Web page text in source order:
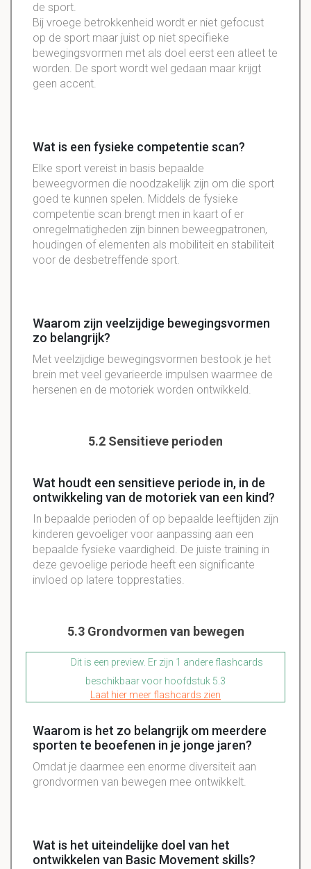
de sport.
Bij vroege betrokkenheid wordt er niet gefocust
op de sport maar juist op niet specifieke
bewegingsvormen met als doel eerst een atleet te
worden. De sport wordt wel gedaan maar krijgt
geen accent.
Wat is een fysieke competentie scan?
Elke sport vereist in basis bepaalde
beweegvormen die noodzakelijk zijn om die sport
goed te kunnen spelen. Middels de fysieke
competentie scan brengt men in kaart of er
onregelmatigheden zijn binnen beweegpatronen,
houdingen of elementen als mobiliteit en stabiliteit
voor de desbetreffende sport.
Waarom zijn veelzijdige bewegingsvormen
zo belangrijk?
Met veelzijdige bewegingsvormen bestook je het
brein met veel gevarieerde impulsen waarmee de
hersenen en de motoriek worden ontwikkeld.
5.2 Sensitieve perioden
Wat houdt een sensitieve periode in, in de
ontwikkeling van de motoriek van een kind?
In bepaalde perioden of op bepaalde leeftijden zijn
kinderen gevoeliger voor aanpassing aan een
bepaalde fysieke vaardigheid. De juiste training in
deze gevoelige periode heeft een significante
invloed op latere topprestaties.
5.3 Grondvormen van bewegen
Dit is een preview. Er zijn 1 andere flashcards
beschikbaar voor hoofdstuk 5.3
Laat hier meer flashcards zien
Waarom is het zo belangrijk om meerdere
sporten te beoefenen in je jonge jaren?
Omdat je daarmee een enorme diversiteit aan
grondvormen van bewegen mee ontwikkelt.
Wat is het uiteindelijke doel van het
ontwikkelen van Basic Movement skills?